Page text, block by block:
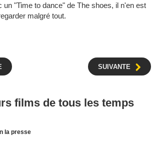
un "Time to dance" de The shoes, il n'en est
malgré tout.
SUIVANTE
films de tous les temps
la presse